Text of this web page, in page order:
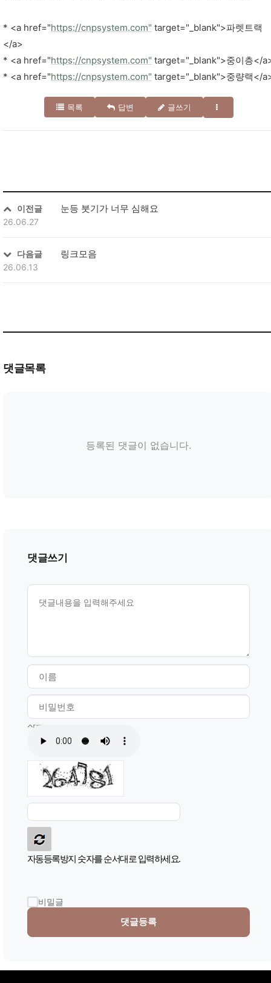
* <a href="https://cnpsystem.com" target="_blank">파렛트랙
</a>
* <a href="https://cnpsystem.com" target="_blank">중이층</
* <a href="https://cnpsystem.com" target="_blank">중량랙</
목록 답변 글쓰기
이전글 눈등 붓기가 너무 심해요
26.06.27
다음글 링크모음
26.06.13
댓글목록
등록된 댓글이 없습니다.
댓글쓰기
자동등록방지
자동등록방지 숫자를 순서대로 입력하세요.
비밀글
댓글등록